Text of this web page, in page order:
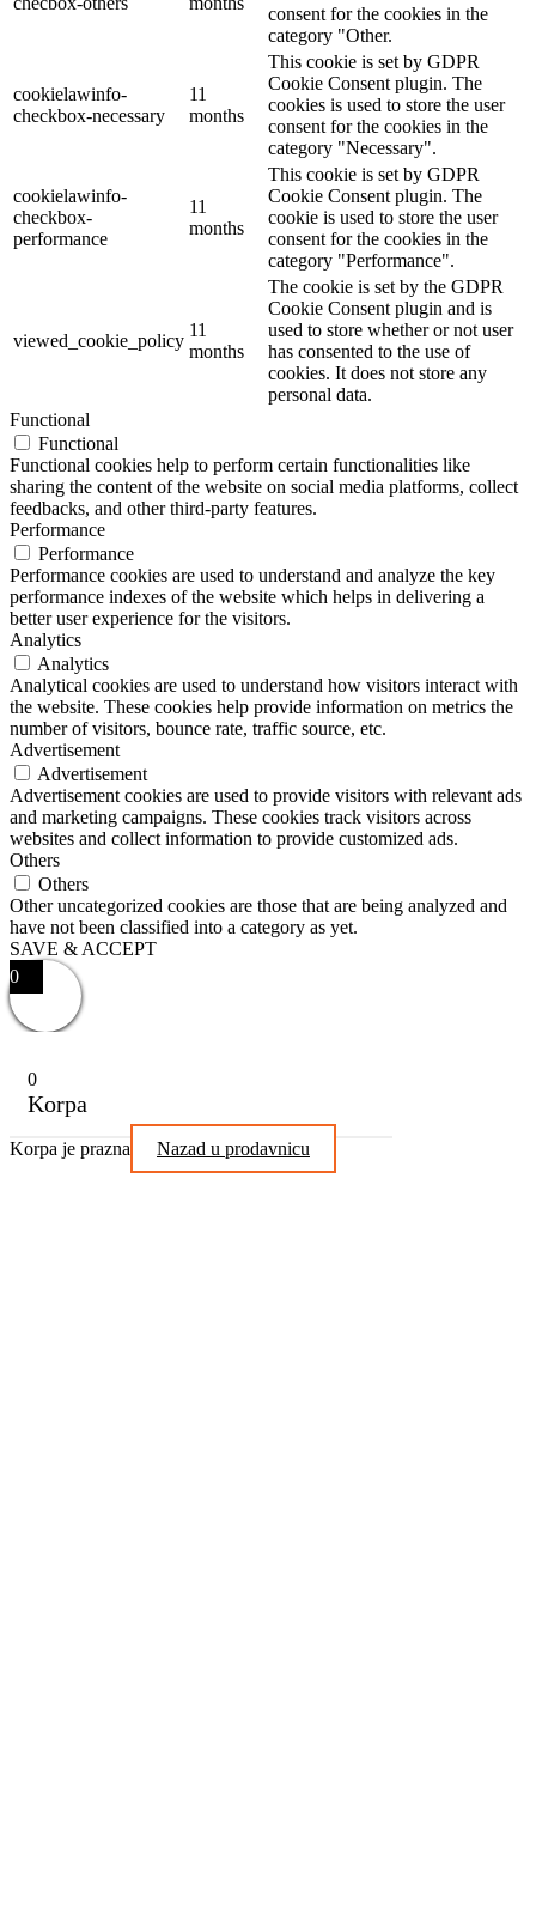
consent for the cookies in the
category "Other.
cookielawinfo-
checkbox-necessary
11
months
This cookie is set by GDPR
Cookie Consent plugin. The
cookies is used to store the user
consent for the cookies in the
category "Necessary".
cookielawinfo-
checkbox-
performance
11
months
This cookie is set by GDPR
Cookie Consent plugin. The
cookie is used to store the user
consent for the cookies in the
category "Performance".
viewed_cookie_policy
11
months
The cookie is set by the GDPR
Cookie Consent plugin and is
used to store whether or not user
has consented to the use of
cookies. It does not store any
personal data.
Functional
Functional
Functional cookies help to perform certain functionalities like
sharing the content of the website on social media platforms, collect
feedbacks, and other third-party features.
Performance
Performance
Performance cookies are used to understand and analyze the key
performance indexes of the website which helps in delivering a
better user experience for the visitors.
Analytics
Analytics
Analytical cookies are used to understand how visitors interact with
the website. These cookies help provide information on metrics the
number of visitors, bounce rate, traffic source, etc.
Advertisement
Advertisement
Advertisement cookies are used to provide visitors with relevant ads
and marketing campaigns. These cookies track visitors across
websites and collect information to provide customized ads.
Others
Others
Other uncategorized cookies are those that are being analyzed and
have not been classified into a category as yet.
SAVE & ACCEPT
0
0
Korpa
Korpa je prazna Nazad u prodavnicu